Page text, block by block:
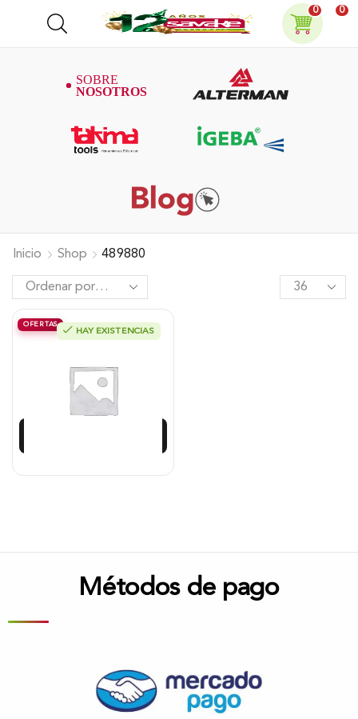
0 0
Inicio Shop 489880
OFERTAS
HAY EXISTENCIAS
Motosierra Alterman Gasolina 2T,
$979.200
$ 881.279
Métodos de pago